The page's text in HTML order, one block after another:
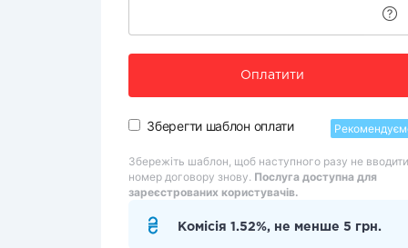
Оплатити
Зберегти шаблон оплати
Збережіть шаблон, щоб наступного разу не вводити
номер договору знову. Послуга доступна для
зареєстрованих користувачів.
Комісія 1.52%, не менше 5 грн.